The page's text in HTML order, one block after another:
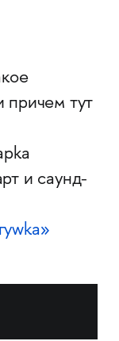
причем тут
и саунд-